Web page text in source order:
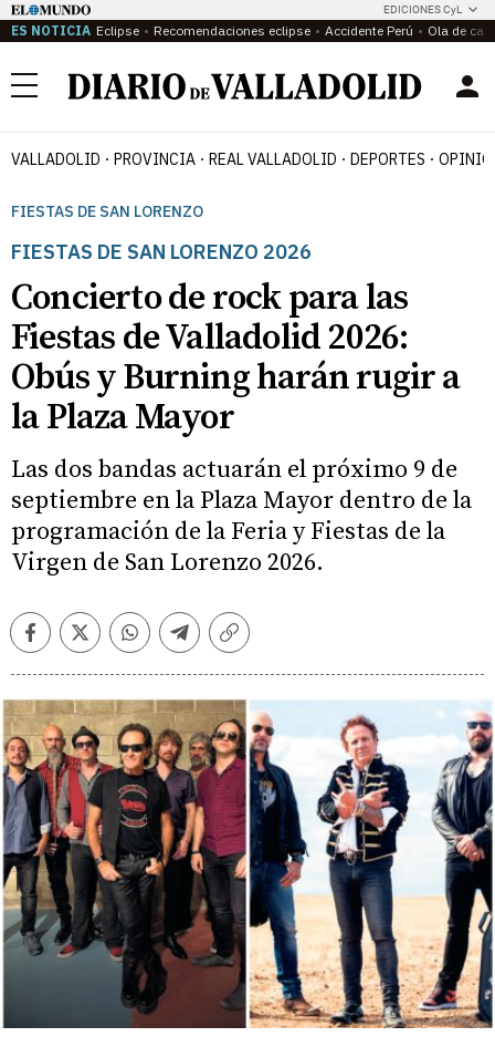
EDICIONES CyL
ES NOTICIA Eclipse Recomendaciones eclipse Accidente Perú Ola de
Menú
VALLADOLID PROVINCIA REAL VALLADOLID DEPORTES
FIESTAS DE SAN LORENZO
FIESTAS DE SAN LORENZO 2026
Concierto de rock para las
Fiestas de Valladolid 2026:
Obús y Burning harán rugir a
la Plaza Mayor
Las dos bandas actuarán el próximo 9 de
septiembre en la Plaza Mayor dentro de la
programación de la Feria y Fiestas de la
Virgen de San Lorenzo 2026.
FacebookTwitterWhatsappTelegramCopiar